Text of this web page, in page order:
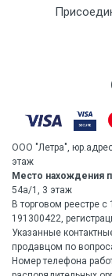
ООО "Летра",
этаж
Место нахождения
54а/1, 3 этаж
В торговом реестре
191300422,
Указанные
продавцом по
Номер телефона